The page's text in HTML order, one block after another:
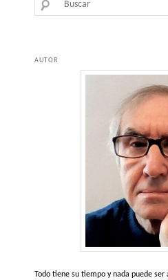
AUTOR
Todo tiene su tiempo y nada puede